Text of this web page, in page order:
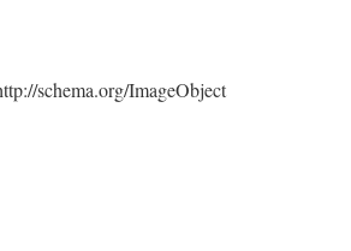
schema.org/ImageObject